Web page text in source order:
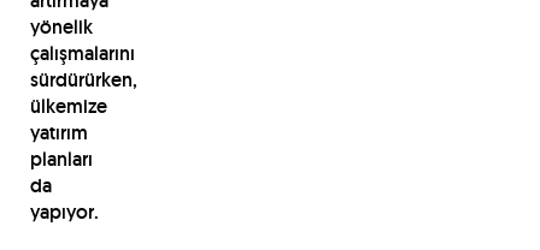
yönelik
çalışmalarını
sürdürürken,
ülkemize
yatırım
planları
da
yapıyor.